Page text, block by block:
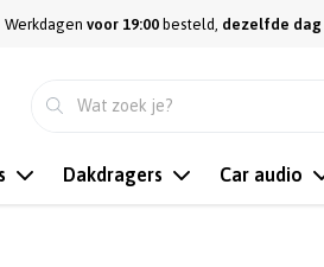
Werkdagen voor 19:00 besteld, dezelfde dag
Dakdragers Car audio